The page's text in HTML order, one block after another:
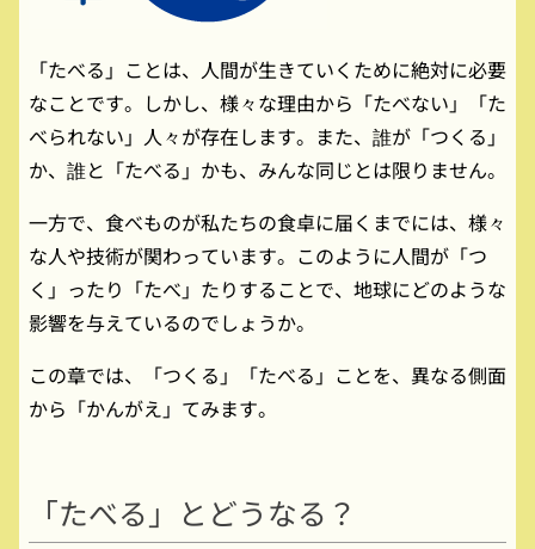
「たべる」ことは、人間が生きていくために絶対に必要
なことです。しかし、様々な理由から「たべない」「た
べられない」人々が存在します。また、誰が「つくる」
か、誰と「たべる」かも、みんな同じとは限りません。
一方で、食べものが私たちの食卓に届くまでには、様々
な人や技術が関わっています。このように人間が「つ
く」ったり「たべ」たりすることで、地球にどのような
影響を与えているのでしょうか。
この章では、「つくる」「たべる」ことを、異なる側面
から「かんがえ」てみます。
「たべる」とどうなる？